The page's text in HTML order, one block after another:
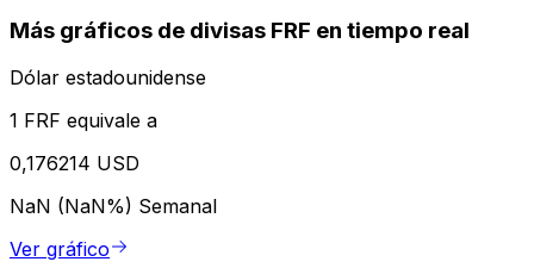
Más gráficos de divisas FRF en tiempo real
Dólar estadounidense
1 FRF equivale a
0,176214 USD
NaN (NaN%) Semanal
Ver gráfico